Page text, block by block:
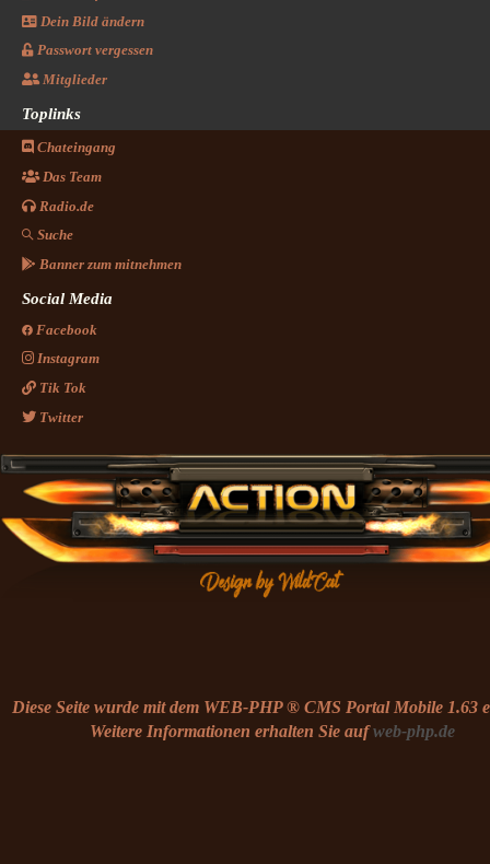
Dein Bild ändern
Passwort vergessen
Mitglieder
Toplinks
Chateingang
Das Team
Radio.de
Suche
Banner zum mitnehmen
Social Media
Facebook
Instagram
Tik Tok
Twitter
Diese Seite wurde mit dem WEB-PHP ® CMS Portal Mobile 1.63
Weitere Informationen erhalten Sie aufweb-php.de